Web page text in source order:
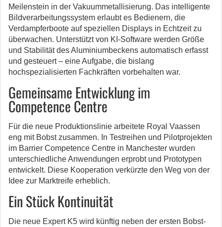
Meilenstein in der Vakuummetallisierung. Das intelligente
Bildverarbeitungssystem erlaubt es Bedienern, die
Verdampferboote auf speziellen Displays in Echtzeit zu
überwachen. Unterstützt von KI-Software werden Größe
und Stabilität des Aluminiumbeckens automatisch erfasst
und gesteuert – eine Aufgabe, die bislang
hochspezialisierten Fachkräften vorbehalten war.
Gemeinsame Entwicklung im
Competence Centre
Für die neue Produktionslinie arbeitete Royal Vaassen
eng mit Bobst zusammen. In Testreihen und Pilotprojekten
im Barrier Competence Centre in Manchester wurden
unterschiedliche Anwendungen erprobt und Prototypen
entwickelt. Diese Kooperation verkürzte den Weg von der
Idee zur Marktreife erheblich.
Ein Stück Kontinuität
Die neue Expert K5 wird künftig neben der ersten Bobst-